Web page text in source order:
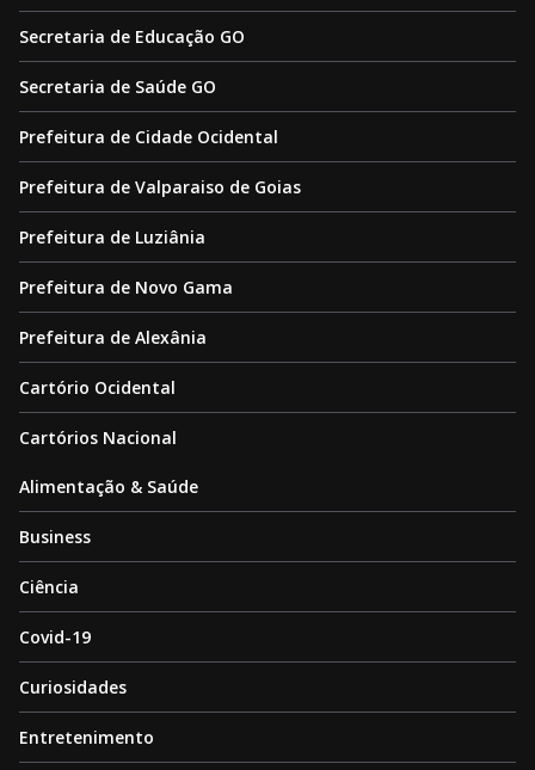
Secretaria de Educação GO
Secretaria de Saúde GO
Prefeitura de Cidade Ocidental
Prefeitura de Valparaiso de Goias
Prefeitura de Luziânia
Prefeitura de Novo Gama
Prefeitura de Alexânia
Cartório Ocidental
Cartórios Nacional
Alimentação & Saúde
Business
Ciência
Covid-19
Curiosidades
Entretenimento